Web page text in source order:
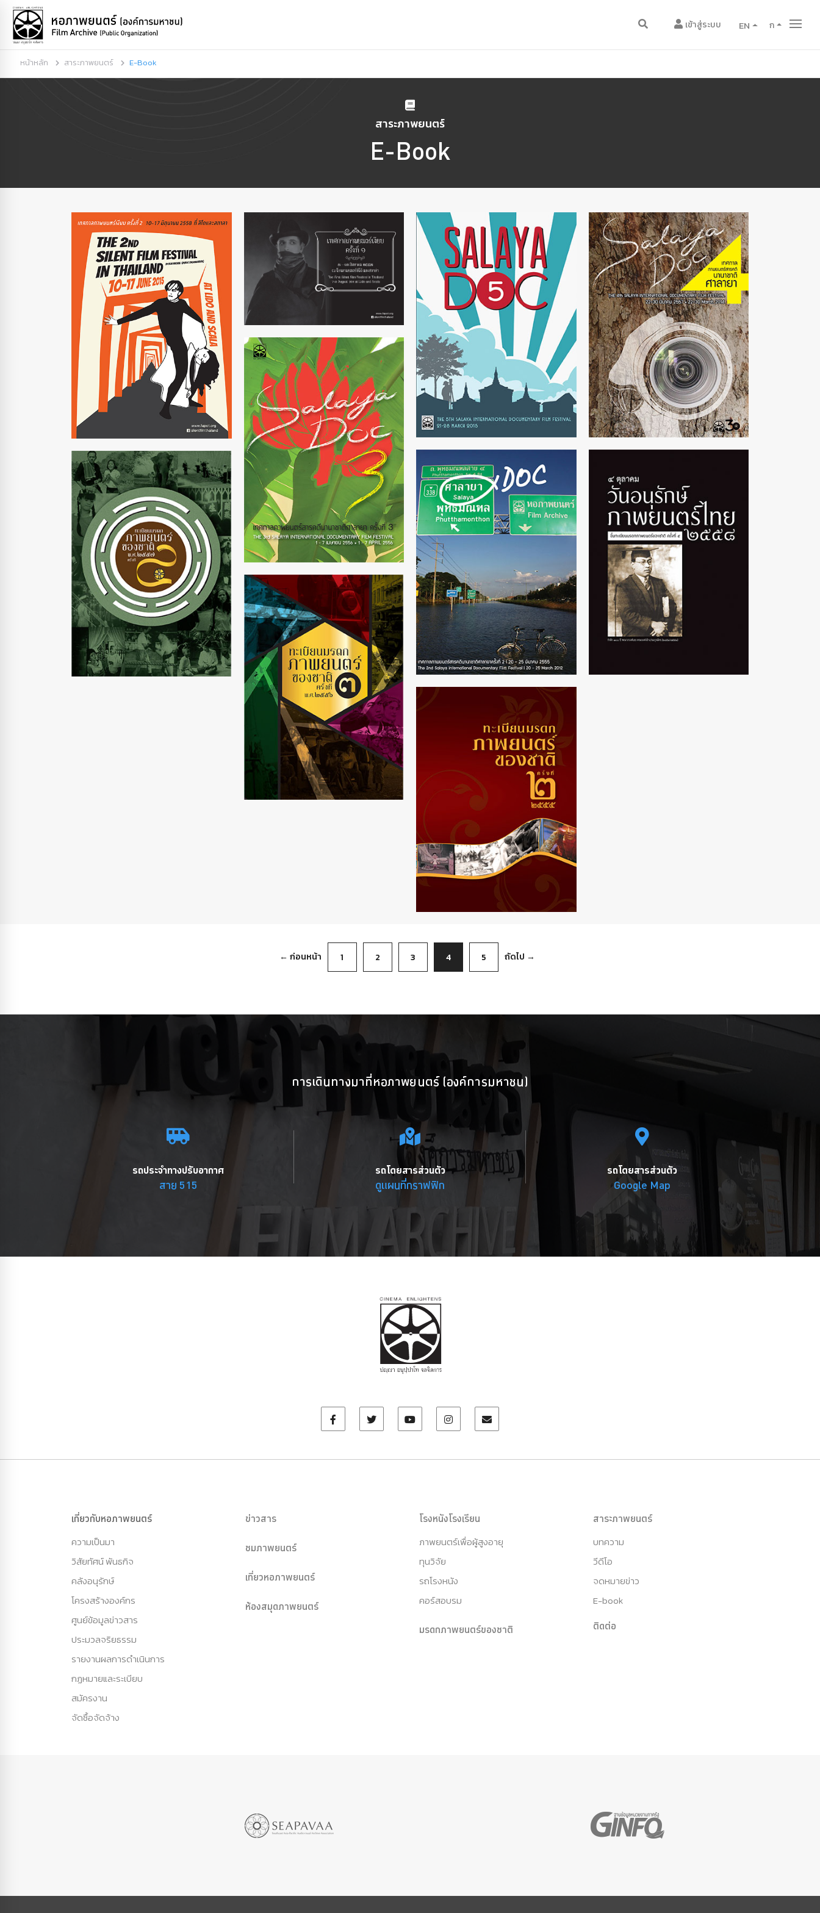
เข้าสู่ระบบ EN ก
หน้าหลัก สาระภาพยนตร์ E-Book
สาระภาพยนตร์
E-Book
← ก่อนหน้า 1 2 3 4 5 ถัดไป →
การเดินทางมาที่หอภาพยนตร์ (องค์การมหาชน)
รถประจำทางปรับอากาศ
สาย 515
รถโดยสารส่วนตัว
ดูแผนที่กราฟฟิก
รถโดยสารส่วนตัว
Google Map
เกี่ยวกับหอภาพยนตร์
ความเป็นมา
วิสัยทัศน์ พันธกิจ
คลังอนุรักษ์
โครงสร้างองค์กร
ศูนย์ข้อมูลข่าวสาร
ประมวลจริยธรรม
รายงานผลการดำเนินการ
กฏหมายและระเบียบ
สมัครงาน
จัดซื้อจัดจ้าง
ข่าวสาร
ชมภาพยนตร์
เที่ยวหอภาพยนตร์
ห้องสมุดภาพยนตร์
โรงหนังโรงเรียน
ภาพยนตร์เพื่อผู้สูงอายุ
ทุนวิจัย
รถโรงหนัง
คอร์สอบรม
มรดกภาพยนตร์ของชาติ
สาระภาพยนตร์
บทความ
วีดีโอ
จดหมายข่าว
E-book
ติดต่อ